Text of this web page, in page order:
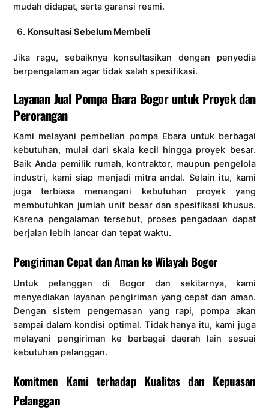
mudah didapat, serta garansi resmi.
Konsultasi Sebelum Membeli
Jika ragu, sebaiknya konsultasikan dengan penyedia
berpengalaman agar tidak salah spesifikasi.
Layanan Jual Pompa Ebara Bogor untuk Proyek dan
Perorangan
Kami melayani pembelian pompa Ebara untuk berbagai
kebutuhan, mulai dari skala kecil hingga proyek besar.
Baik Anda pemilik rumah, kontraktor, maupun pengelola
industri, kami siap menjadi mitra andal. Selain itu, kami
juga terbiasa menangani kebutuhan proyek yang
membutuhkan jumlah unit besar dan spesifikasi khusus.
Karena pengalaman tersebut, proses pengadaan dapat
berjalan lebih lancar dan tepat waktu.
Pengiriman Cepat dan Aman ke Wilayah Bogor
Untuk pelanggan di Bogor dan sekitarnya, kami
menyediakan layanan pengiriman yang cepat dan aman.
Dengan sistem pengemasan yang rapi, pompa akan
sampai dalam kondisi optimal. Tidak hanya itu, kami juga
melayani pengiriman ke berbagai daerah lain sesuai
kebutuhan pelanggan.
Komitmen Kami terhadap Kualitas dan Kepuasan
Pelanggan